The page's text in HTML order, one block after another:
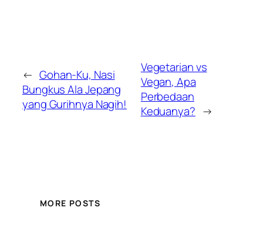
← Gohan-Ku, Nasi
Bungkus Ala Jepang
yang Gurihnya Nagih!
Vegetarian vs
Vegan, Apa
Perbedaan
Keduanya? →
MORE POSTS